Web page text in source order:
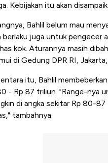
Kebijakan itu akan
Bahlil belum mau
berlaku juga untuk pengecer
kok. Aturannya masih
di Gedung DPR RI,
itu, Bahlil
- Rp 87 triliun. "Range-nya
di angka sekitar Rp 80-87
tambahnya.